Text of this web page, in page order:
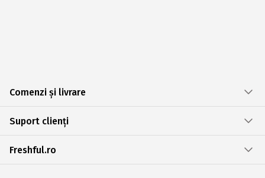
Comenzi și livrare
Suport clienți
Freshful.ro